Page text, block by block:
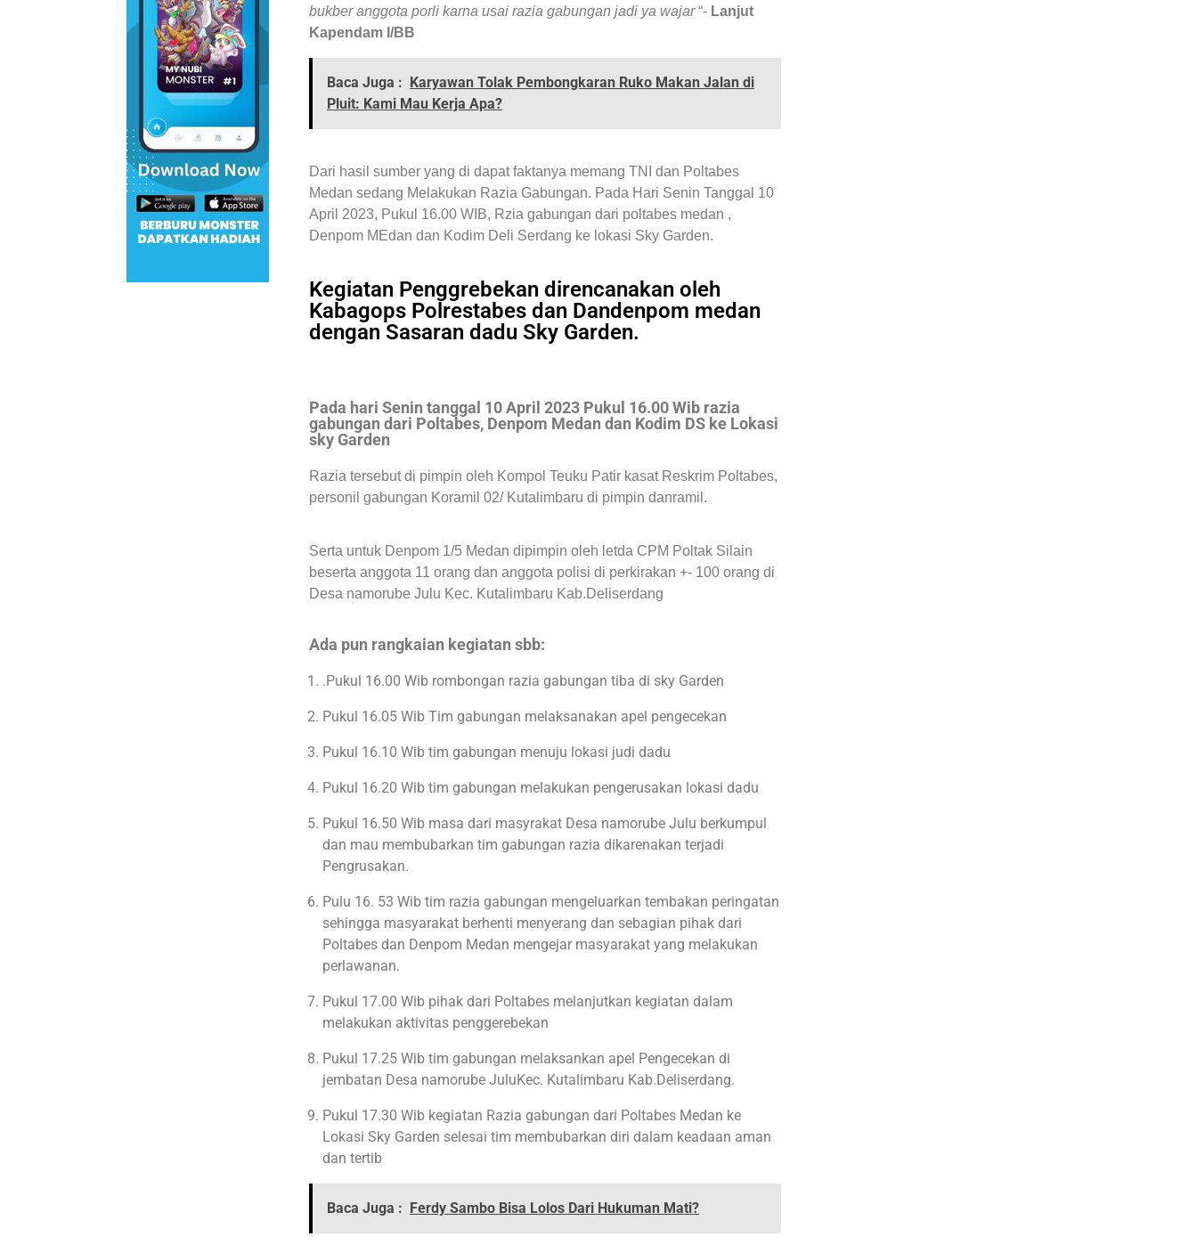
bukber anggota porli karna usai razia gabungan jadi ya wajar“- Lanjut
Kapendam I/BB
Baca Juga :
Karyawan Tolak Pembongkaran Ruko Makan Jalan di
Pluit: Kami Mau Kerja Apa?
Dari hasil sumber yang di dapat faktanya memang TNI dan Poltabes
Medan sedang Melakukan Razia Gabungan. Pada Hari Senin Tanggal 10
April 2023, Pukul 16.00 WIB, Rzia gabungan dari poltabes medan ,
Denpom MEdan dan Kodim Deli Serdang ke lokasi Sky Garden.
Kegiatan Penggrebekan direncanakan oleh
Kabagops Polrestabes dan Dandenpom medan
dengan Sasaran dadu Sky Garden.
Pada hari Senin tanggal 10 April 2023 Pukul 16.00 Wib razia
gabungan dari Poltabes, Denpom Medan dan Kodim DS ke Lokasi
sky Garden
Razia tersebut di pimpin oleh Kompol Teuku Patir kasat Reskrim Poltabes,
personil gabungan Koramil 02/ Kutalimbaru di pimpin danramil.
Serta untuk Denpom 1/5 Medan dipimpin oleh letda CPM Poltak Silain
beserta anggota 11 orang dan anggota polisi di perkirakan +- 100 orang di
Desa namorube Julu Kec. Kutalimbaru Kab.Deliserdang
Ada pun rangkaian kegiatan sbb:
.Pukul 16.00 Wib rombongan razia gabungan tiba di sky Garden
Pukul 16.05 Wib Tim gabungan melaksanakan apel pengecekan
Pukul 16.10 Wib tim gabungan menuju lokasi judi dadu
Pukul 16.20 Wib tim gabungan melakukan pengerusakan lokasi dadu
Pukul 16.50 Wib masa dari masyrakat Desa namorube Julu berkumpul
dan mau membubarkan tim gabungan razia dikarenakan terjadi
Pengrusakan.
Pulu 16. 53 Wib tim razia gabungan mengeluarkan tembakan peringatan
sehingga masyarakat berhenti menyerang dan sebagian pihak dari
Poltabes dan Denpom Medan mengejar masyarakat yang melakukan
perlawanan.
Pukul 17.00 Wib pihak dari Poltabes melanjutkan kegiatan dalam
melakukan aktivitas penggerebekan
Pukul 17.25 Wib tim gabungan melaksankan apel Pengecekan di
jembatan Desa namorube JuluKec. Kutalimbaru Kab.Deliserdang.
Pukul 17.30 Wib kegiatan Razia gabungan dari Poltabes Medan ke
Lokasi Sky Garden selesai tim membubarkan diri dalam keadaan aman
dan tertib
Baca Juga : Ferdy Sambo Bisa Lolos Dari Hukuman Mati?